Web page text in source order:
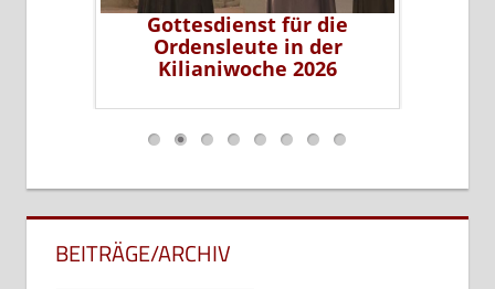
Gottesdienst für die
Ordensleute in der
Kilianiwoche 2026
…
BEITRÄGE/ARCHIV